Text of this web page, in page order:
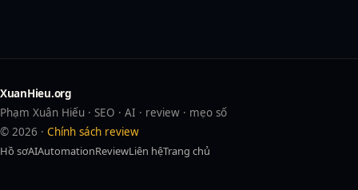
XuanHieu.org
Phạm Xuân Hiếu · SEO · AI · review · mẹo số
© 2026 · Chính sách review
Hồ sơAIAutomationReviewLiên hệTrang chủ